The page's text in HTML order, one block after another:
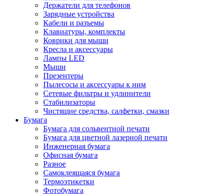
Держатели для телефонов
Зарядные устройства
Кабели и разъемы
Клавиатуры, комплекты
Коврики для мыши
Кресла и аксессуары
Лампы LED
Мыши
Презентеры
Пылесосы и аксессуары к ним
Сетевые фильтры и удлинители
Стабилизаторы
Чистящие средства, салфетки, смазки
Бумага
Бумага для сольвентной печати
Бумага для цветной лазерной печати
Инженерная бумага
Офисная бумага
Разное
Самоклеящаяся бумага
Термоэтикетки
Фотобумага